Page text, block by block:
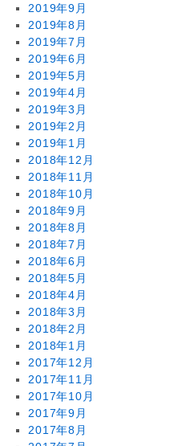
2019年9月
2019年8月
2019年7月
2019年6月
2019年5月
2019年4月
2019年3月
2019年2月
2019年1月
2018年12月
2018年11月
2018年10月
2018年9月
2018年8月
2018年7月
2018年6月
2018年5月
2018年4月
2018年3月
2018年2月
2018年1月
2017年12月
2017年11月
2017年10月
2017年9月
2017年8月